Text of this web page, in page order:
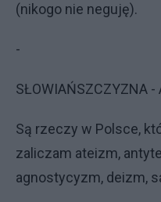
(nikogo nie neguję).
-
SŁOWIAŃSZCZYZNA -
Są rzeczy w Polsce,
zaliczam ateizm,
agnostycyzm, deizm,